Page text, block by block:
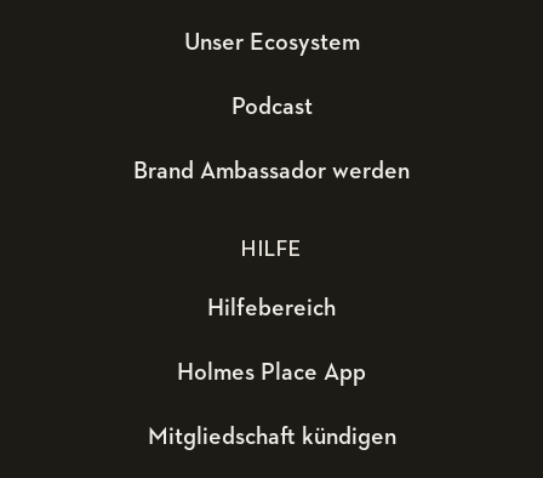
Unser Ecosystem
Podcast
Brand Ambassador werden
HILFE
Hilfebereich
Holmes Place App
Mitgliedschaft kündigen